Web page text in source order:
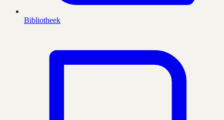
Bibliotheek